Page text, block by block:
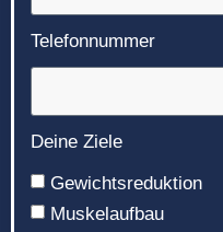
Telefonnummer
Deine Ziele
Gewichtsreduktion
Muskelaufbau